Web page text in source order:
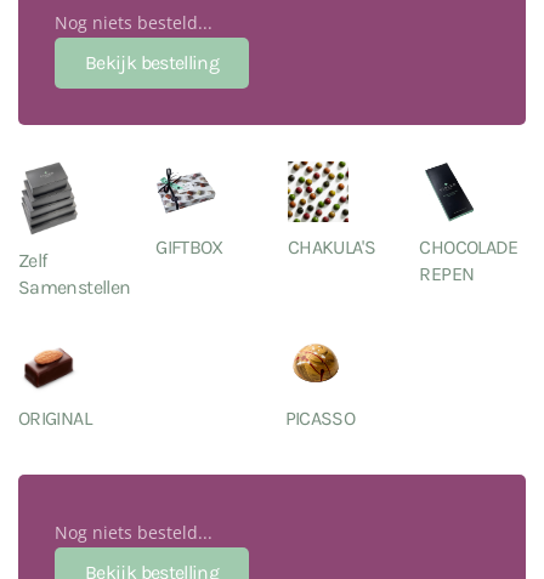
Nog niets besteld...
Zelf
Samenstellen
GIFTBOX CHAKULA'S
CHOCOLADE
REPEN
ORIGINAL PICASSO
Nog niets besteld...